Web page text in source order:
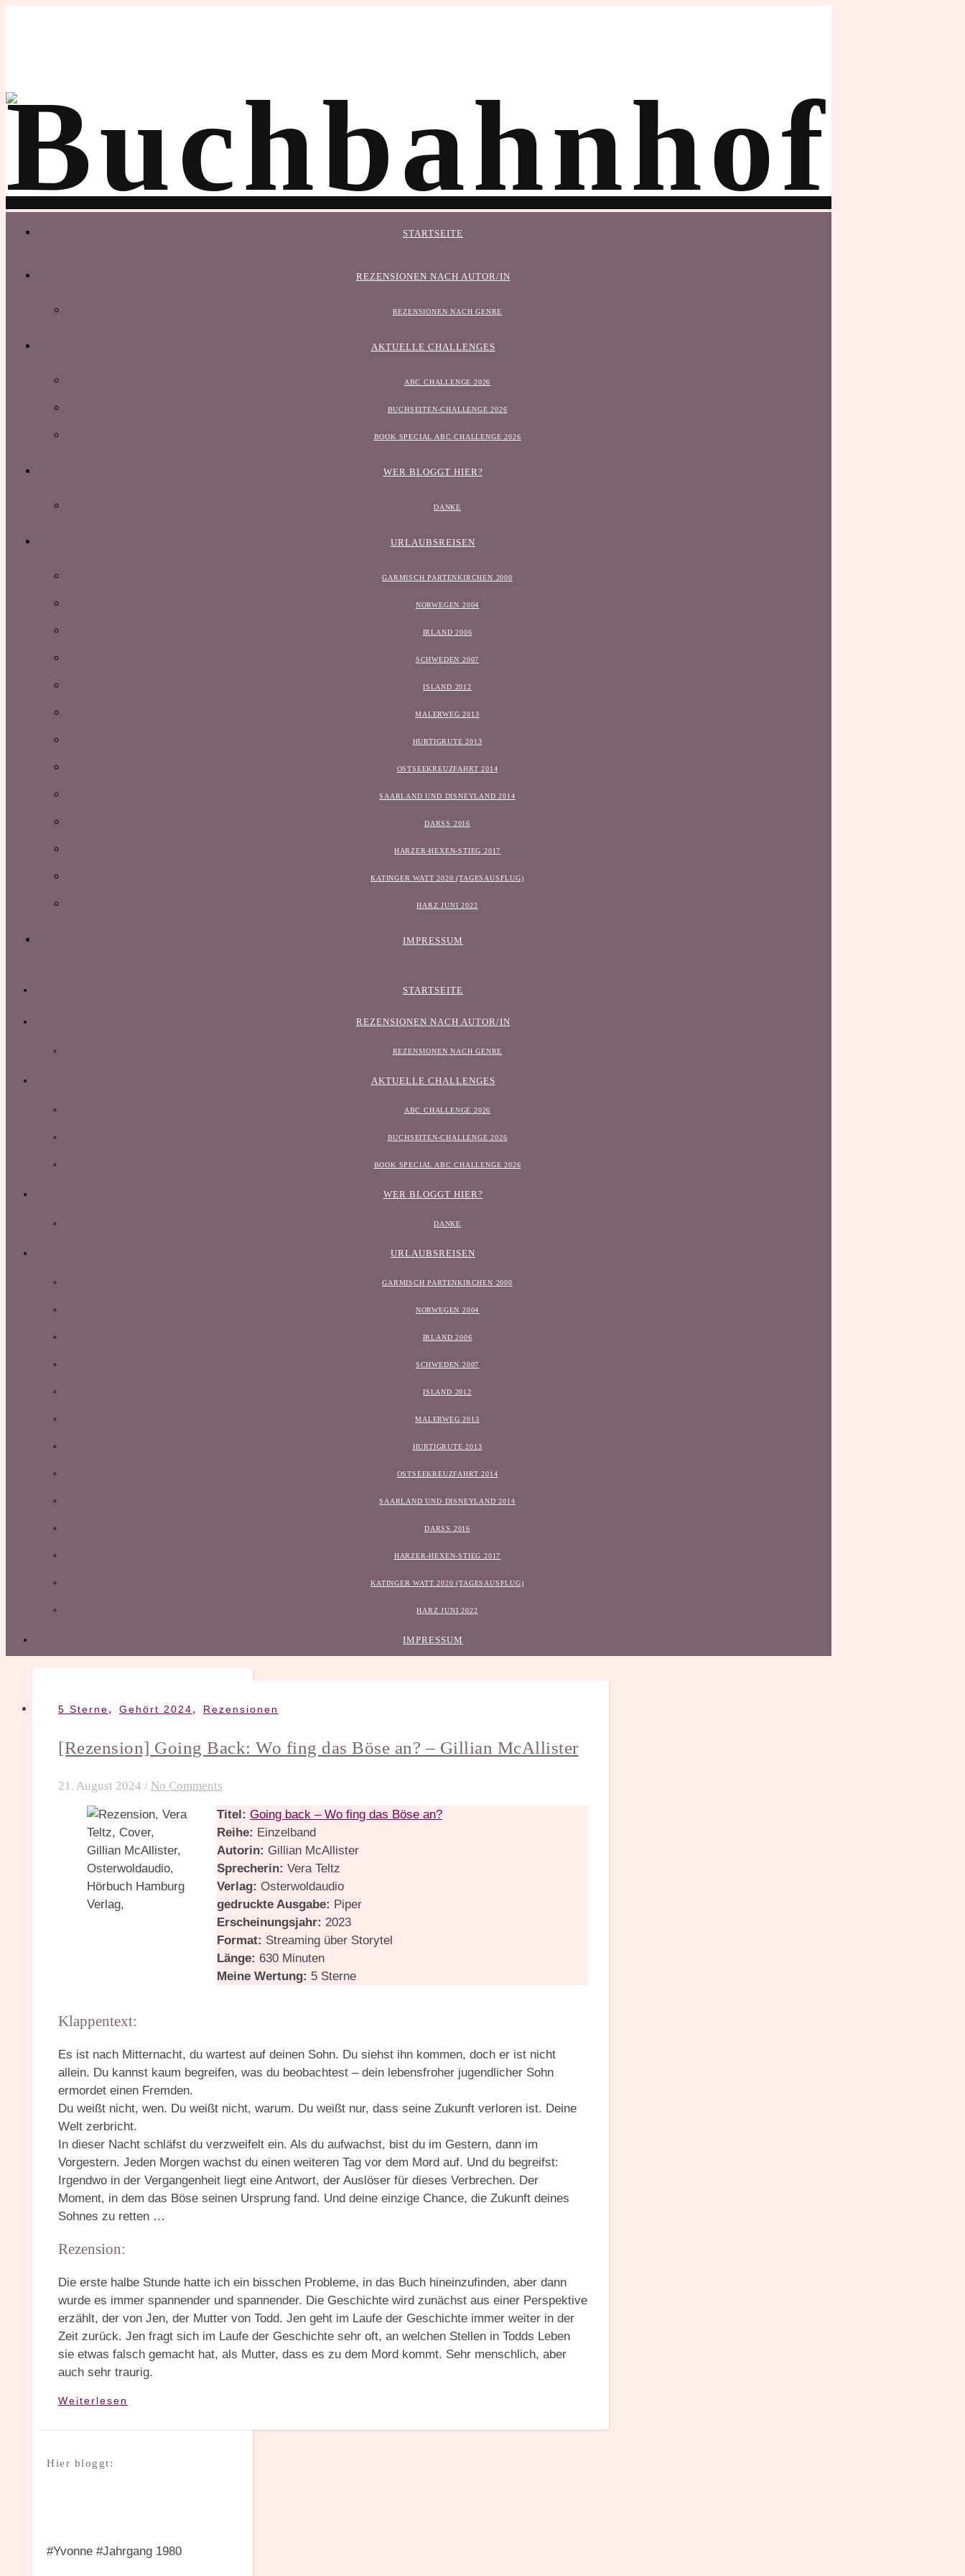
STARTSEITE
REZENSIONEN NACH AUTOR/IN
REZENSIONEN NACH GENRE
AKTUELLE CHALLENGES
ABC CHALLENGE 2026
BUCHSEITEN-CHALLENGE 2026
BOOK SPECIAL ABC CHALLENGE 2026
WER BLOGGT HIER?
DANKE
URLAUBSREISEN
GARMISCH PARTENKIRCHEN 2000
NORWEGEN 2004
IRLAND 2006
SCHWEDEN 2007
ISLAND 2012
MALERWEG 2013
HURTIGRUTE 2013
OSTSEEKREUZFAHRT 2014
SAARLAND UND DISNEYLAND 2014
DARSS 2016
HARZER-HEXEN-STIEG 2017
KATINGER WATT 2020 (TAGESAUSFLUG)
HARZ JUNI 2022
IMPRESSUM
STARTSEITE
REZENSIONEN NACH AUTOR/IN
REZENSIONEN NACH GENRE
AKTUELLE CHALLENGES
ABC CHALLENGE 2026
BUCHSEITEN-CHALLENGE 2026
BOOK SPECIAL ABC CHALLENGE 2026
WER BLOGGT HIER?
DANKE
URLAUBSREISEN
GARMISCH PARTENKIRCHEN 2000
NORWEGEN 2004
IRLAND 2006
SCHWEDEN 2007
ISLAND 2012
MALERWEG 2013
HURTIGRUTE 2013
OSTSEEKREUZFAHRT 2014
SAARLAND UND DISNEYLAND 2014
DARSS 2016
HARZER-HEXEN-STIEG 2017
KATINGER WATT 2020 (TAGESAUSFLUG)
HARZ JUNI 2022
IMPRESSUM
5 Sterne, Gehört 2024, Rezensionen
[Rezension] Going Back: Wo fing das Böse an? – Gillian McAllister
21. August 2024 / No Comments
Titel:Going back – Wo fing das Böse an?
Reihe: Einzelband
Autorin: Gillian McAllister
Sprecherin: Vera Teltz
Verlag: Osterwoldaudio
gedruckte Ausgabe: Piper
Erscheinungsjahr: 2023
Format: Streaming über Storytel
Länge: 630 Minuten
Meine Wertung: 5 Sterne
Klappentext:
Es ist nach Mitternacht, du wartest auf deinen Sohn. Du siehst ihn kommen, doch er ist nicht
allein. Du kannst kaum begreifen, was du beobachtest – dein lebensfroher jugendlicher Sohn
ermordet einen Fremden.
Du weißt nicht, wen. Du weißt nicht, warum. Du weißt nur, dass seine Zukunft verloren ist. Deine
Welt zerbricht.
In dieser Nacht schläfst du verzweifelt ein. Als du aufwachst, bist du im Gestern, dann im
Vorgestern. Jeden Morgen wachst du einen weiteren Tag vor dem Mord auf. Und du begreifst:
Irgendwo in der Vergangenheit liegt eine Antwort, der Auslöser für dieses Verbrechen. Der
Moment, in dem das Böse seinen Ursprung fand. Und deine einzige Chance, die Zukunft deines
Sohnes zu retten …
Rezension:
Die erste halbe Stunde hatte ich ein bisschen Probleme, in das Buch hineinzufinden, aber dann
wurde es immer spannender und spannender. Die Geschichte wird zunächst aus einer Perspektive
erzählt, der von Jen, der Mutter von Todd. Jen geht im Laufe der Geschichte immer weiter in der
Zeit zurück. Jen fragt sich im Laufe der Geschichte sehr oft, an welchen Stellen in Todds Leben
sie etwas falsch gemacht hat, als Mutter, dass es zu dem Mord kommt. Sehr menschlich, aber
auch sehr traurig.
Weiterlesen
Hier bloggt:
#Yvonne #Jahrgang 1980